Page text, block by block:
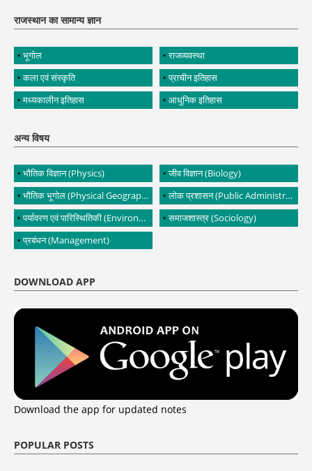
राजस्थान का सामान्य ज्ञान
भूगोल
राजव्यवस्था
कला एवं संस्कृति
प्राचीन इतिहास
मध्यकालीन इतिहास
आधुनिक इतिहास
अन्य विषय
भौतिक विज्ञान (Physics)
जीव विज्ञान (Biology)
भौतिक भूगोल (Physical Geography)
लोक प्रशासन (Public Administration)
पर्यावरण एवं पारिस्थितिकी (Environment and Ecology)
समाजशास्त्र (Sociology)
प्रबंधन (Management)
DOWNLOAD APP
Download the app for updated notes
POPULAR POSTS